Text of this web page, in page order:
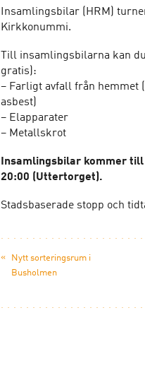
Insamlingsbilar (HRM)
Kirkkonummi.
Till insamlingsbilarna kan
gratis):
– Farligt avfall från hemmet
asbest)
– Elapparater
– Metallskrot
Insamlingsbilar kommer
20:00 (Uttertorget).
Stadsbaserade stopp och
«
Nytt sorteringsrum i
Busholmen